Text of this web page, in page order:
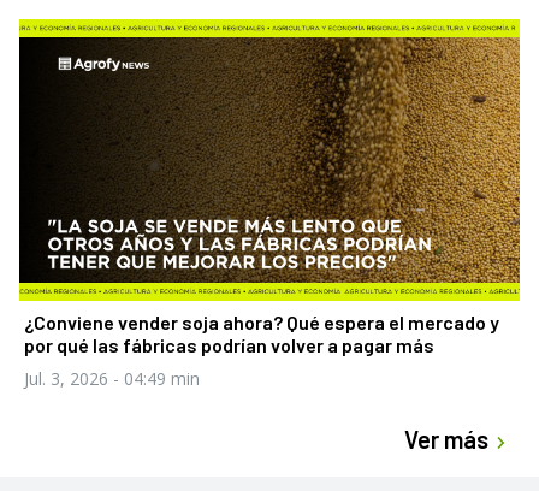
¿Conviene vender soja ahora? Qué espera el mercado y
por qué las fábricas podrían volver a pagar más
Jul. 3, 2026 - 04:49 min
Ver más